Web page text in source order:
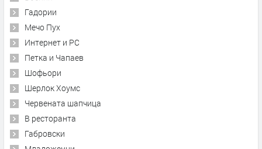
Гадории
Мечо Пух
Интернет и PC
Петка и Чапаев
Шофьори
Шерлок Хоумс
Червената шапчица
В ресторанта
Габровски